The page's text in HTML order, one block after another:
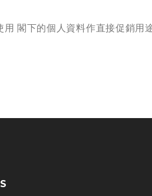
閣下的個人資料作直接促銷用